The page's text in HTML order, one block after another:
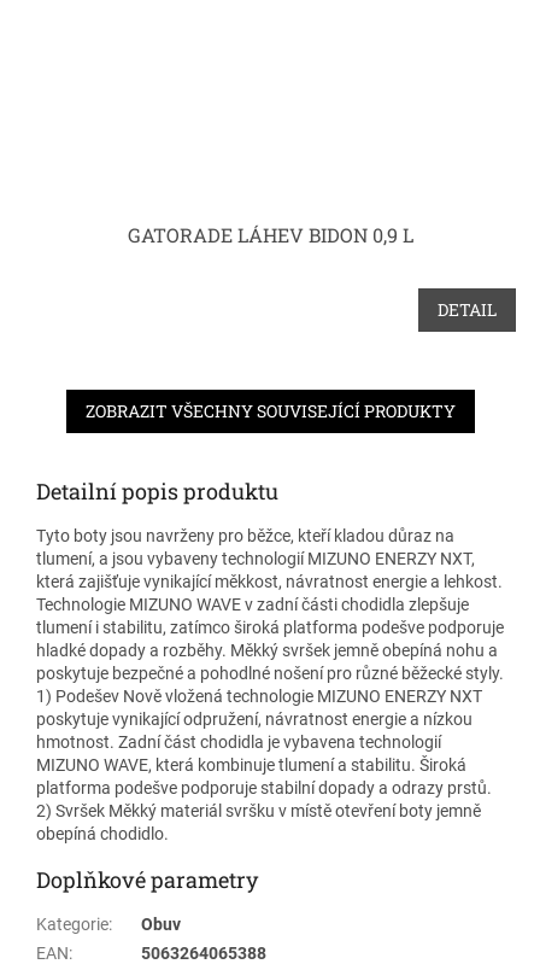
GATORADE LÁHEV BIDON 0,9 L
DETAIL
ZOBRAZIT VŠECHNY SOUVISEJÍCÍ PRODUKTY
Detailní popis produktu
Tyto boty jsou navrženy pro běžce, kteří kladou důraz na
tlumení, a jsou vybaveny technologií MIZUNO ENERZY NXT,
která zajišťuje vynikající měkkost, návratnost energie a lehkost.
Technologie MIZUNO WAVE v zadní části chodidla zlepšuje
tlumení i stabilitu, zatímco široká platforma podešve podporuje
hladké dopady a rozběhy. Měkký svršek jemně obepíná nohu a
poskytuje bezpečné a pohodlné nošení pro různé běžecké styly.
1) Podešev Nově vložená technologie MIZUNO ENERZY NXT
poskytuje vynikající odpružení, návratnost energie a nízkou
hmotnost. Zadní část chodidla je vybavena technologií
MIZUNO WAVE, která kombinuje tlumení a stabilitu. Široká
platforma podešve podporuje stabilní dopady a odrazy prstů.
2) Svršek Měkký materiál svršku v místě otevření boty jemně
obepíná chodidlo.
Doplňkové parametry
Kategorie:
Obuv
EAN:
5063264065388